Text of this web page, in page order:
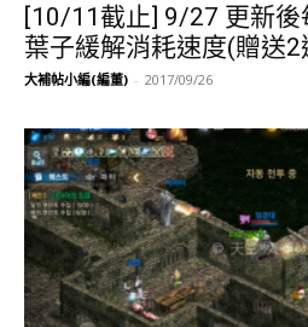
[10/11截止] 9/27 更新後
葉子緩解消耗速度(贈送2
大補帖小編(編董) - 2017/09/26